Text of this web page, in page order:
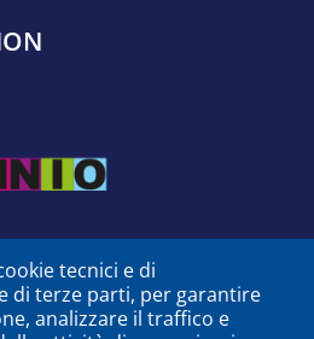
tecnici e di
di terze parti, per garantire
analizzare il traffico e